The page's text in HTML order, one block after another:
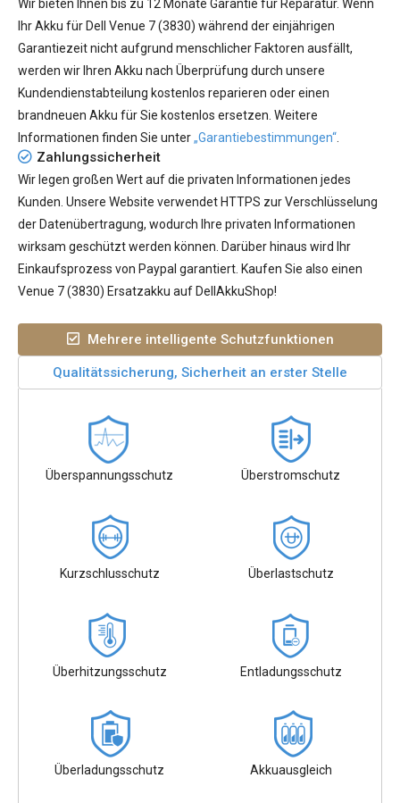
Wir bieten Ihnen bis zu 12 Monate Garantie für Reparatur. Wenn
IhrAkku für Dell Venue 7 (3830) während der einjährigen
Garantiezeit nicht aufgrund menschlicher Faktoren ausfällt,
werden wir Ihren Akku nach Überprüfung durch unsere
Kundendienstabteilung kostenlos reparieren oder einen
brandneuen Akku für Sie kostenlos ersetzen. Weitere
Informationen finden Sie unter„Garantiebestimmungen“
Zahlungssicherheit
Wir legen großen Wert auf die privaten Informationen jedes
Kunden. Unsere Website verwendet HTTPS zur Verschlüsselung
der Datenübertragung, wodurch Ihre privaten Informationen
wirksam geschützt werden können. Darüber hinaus wird Ihr
Einkaufsprozess von Paypal garantiert. Kaufen Sie also einen
Venue 7 (3830) Ersatzakku auf DellAkkuShop!
Mehrere intelligente Schutzfunktionen
Qualitätssicherung, Sicherheit an erster Stelle
Überspannungsschutz Überstromschutz
Kurzschlusschutz Überlastschutz
Überhitzungsschutz Entladungsschutz
Überladungsschutz Akkuausgleich